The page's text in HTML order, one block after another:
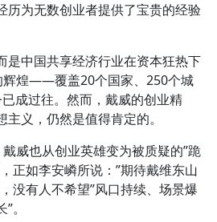
历为无数创业者提供了宝贵的经验
是中国共享经济行业在资本狂热下
辉煌——覆盖20个国家、250个城
成过往。然而，戴威的创业精
义，仍然是值得肯定的。
威也从创业英雄变为被质疑的”跪
正如李安嶙所说：”期待戴维东山
没有人不希望”风口持续、场景爆
。